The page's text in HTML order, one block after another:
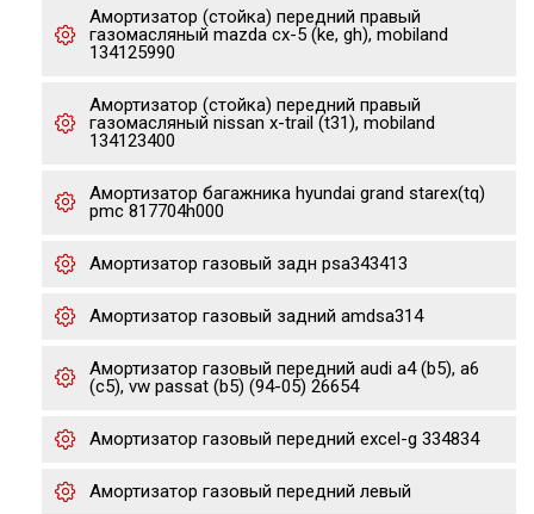
Амортизатор (стойка) передний правый
газомасляный mazda cx-5 (ke, gh), mobiland
134125990
Амортизатор (стойка) передний правый
газомасляный nissan x-trail (t31), mobiland
134123400
Амортизатор багажника hyundai grand starex(tq)
pmc 817704h000
Амортизатор газовый задн psa343413
Амортизатор газовый задний amdsa314
Амортизатор газовый передний audi a4 (b5), a6
(c5), vw passat (b5) (94-05) 26654
Амортизатор газовый передний excel-g 334834
Амортизатор газовый передний левый